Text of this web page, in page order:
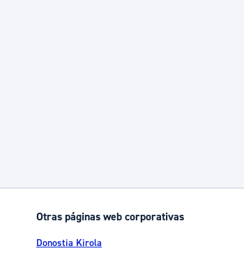
Otras páginas web corporativas
Donostia Kirola